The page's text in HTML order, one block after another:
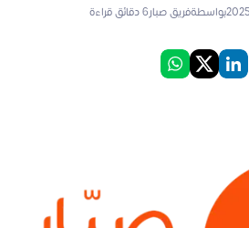
بواسطةفريق صبار6دقائق قراءة